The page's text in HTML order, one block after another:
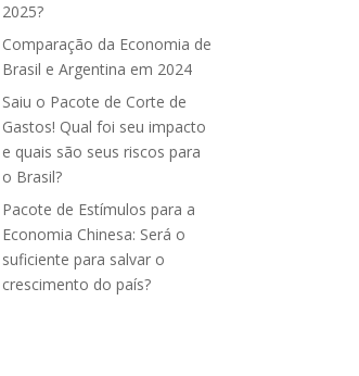
2025?
Comparação da Economia de
Brasil e Argentina em 2024
Saiu o Pacote de Corte de
Gastos! Qual foi seu impacto
e quais são seus riscos para
o Brasil?
Pacote de Estímulos para a
Economia Chinesa: Será o
suficiente para salvar o
crescimento do país?